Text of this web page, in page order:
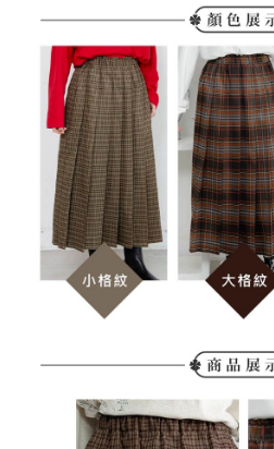
５．嚴禁一人註冊多個帳號或使用他人資
恩沛科技股份有限公司將有權停止該用戶
每筆NT$280，滿NT$2,000(含以上)